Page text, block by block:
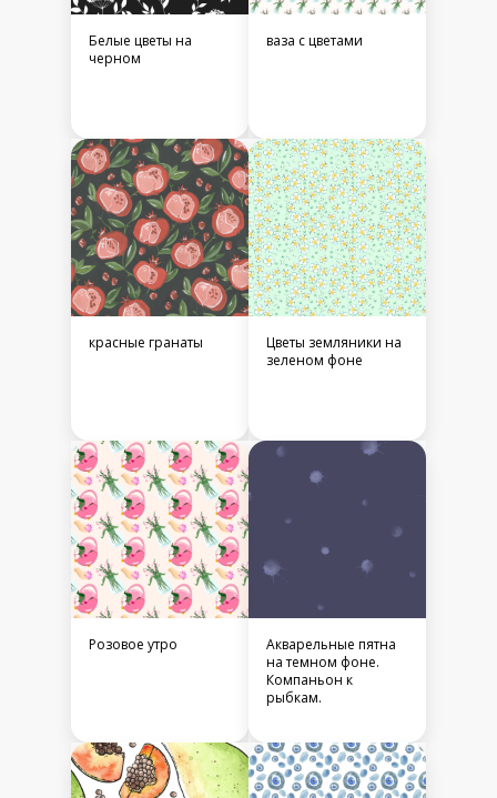
Белые цветы на
черном
ваза с цветами
красные гранаты
Цветы земляники на
зеленом фоне
Розовое утро
Акварельные пятна
на темном фоне.
Компаньон к
рыбкам.